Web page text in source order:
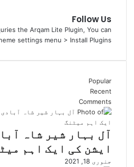
Follow Us
the Arqam Lite Plugin, You can
settings menu > Install Plugins.
Popular
Recent
Comments
آل بہار شیر شاہ
ایشن کی ایک اہم
جنوری 18, 2021